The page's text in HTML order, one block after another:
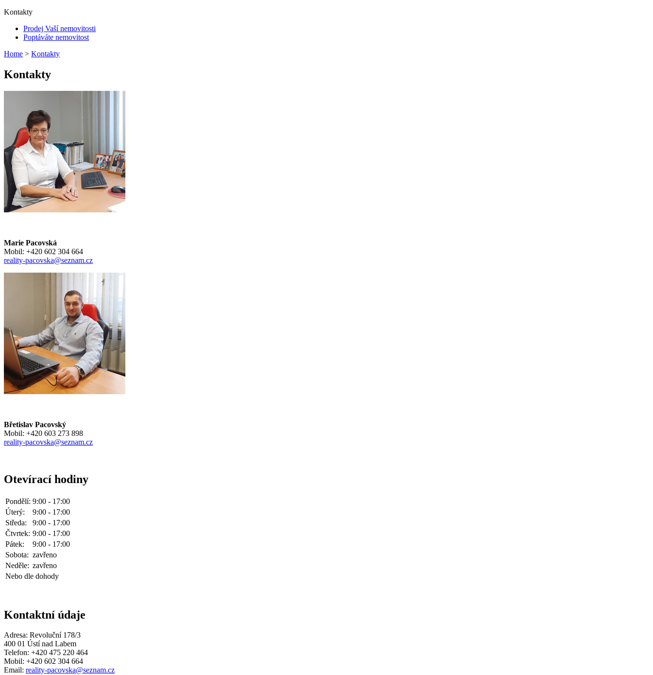
Kontakty
Prodej Vaší nemovitosti
Poptáváte nemovitost
Home > Kontakty
Kontakty
Marie Pacovská
Mobil: +420 602 304 664
reality-pacovska@seznam.cz
Břetislav Pacovský
Mobil: +420 603 273 898
reality-pacovska@seznam.cz
Otevírací hodiny
Pondělí: 9:00 - 17:00
Úterý:
9:00 - 17:00
Středa:
9:00 - 17:00
Čtvrtek: 9:00 - 17:00
Pátek:
9:00 - 17:00
Sobota: zavřeno
Neděle: zavřeno
Nebo dle dohody
Kontaktní údaje
Adresa: Revoluční 178/3
400 01 Ústí nad Labem
Telefon: +420 475 220 464
Mobil: +420 602 304 664
Email: reality-pacovska@seznam.cz